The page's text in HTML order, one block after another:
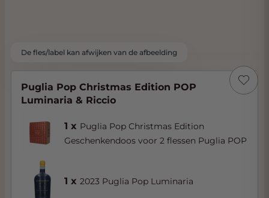
De fles/label kan afwijken van de afbeelding
Puglia Pop Christmas Edition POP
Luminaria & Riccio
1 x Puglia Pop Christmas Edition
Geschenkendoos voor 2 flessen Puglia POP
1 x 2023 Puglia Pop Luminaria